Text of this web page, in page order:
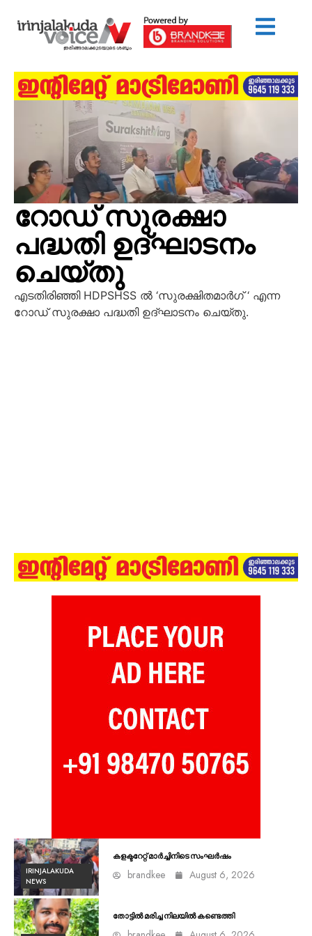
റോഡ് സുരക്ഷാ
പദ്ധതി ഉദ്ഘാടനം
ചെയ്തു
എടതിരിഞ്ഞി HDPSHSS ൽ ‘സുരക്ഷിതമാർഗ് ‘ എന്ന
റോഡ് സുരക്ഷാ പദ്ധതി ഉദ്ഘാടനം ചെയ്തു.
IRINJALAKUDA
NEWS
കളക്ടറേറ്റ് മാർച്ചിനിടെ സംഘർഷം
brandkee August 6, 2026
തോട്ടിൽ മരിച്ച നിലയിൽ കണ്ടെത്തി